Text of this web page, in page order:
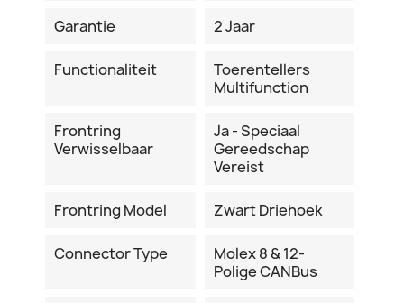
Garantie 2 Jaar
Functionaliteit
Toerentellers
Multifunction
Frontring
Verwisselbaar
Ja - Speciaal
Gereedschap
Vereist
Frontring Model Zwart Driehoek
Connector Type
Molex 8 & 12-
Polige CANBus